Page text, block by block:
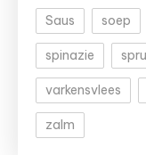
Saus soep
spinazie
varkensvlees
zalm